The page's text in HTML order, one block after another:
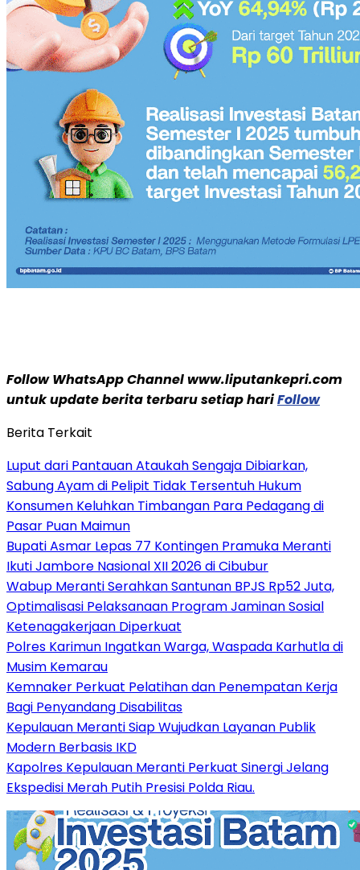
Follow WhatsApp Channel www.liputankepri.com
untuk update berita terbaru setiap hariFollow
Berita Terkait
Luput dari Pantauan Ataukah Sengaja Dibiarkan,
Sabung Ayam di Pelipit Tidak Tersentuh Hukum
Konsumen Keluhkan Timbangan Para Pedagang di
Pasar Puan Maimun
Bupati Asmar Lepas 77 Kontingen Pramuka Meranti
Ikuti Jambore Nasional XII 2026 di Cibubur
Wabup Meranti Serahkan Santunan BPJS Rp52 Juta,
Optimalisasi Pelaksanaan Program Jaminan Sosial
Ketenagakerjaan Diperkuat
Polres Karimun Ingatkan Warga, Waspada Karhutla di
Musim Kemarau
Kemnaker Perkuat Pelatihan dan Penempatan Kerja
Bagi Penyandang Disabilitas
Kepulauan Meranti Siap Wujudkan Layanan Publik
Modern Berbasis IKD
Kapolres Kepulauan Meranti Perkuat Sinergi Jelang
Ekspedisi Merah Putih Presisi Polda Riau.